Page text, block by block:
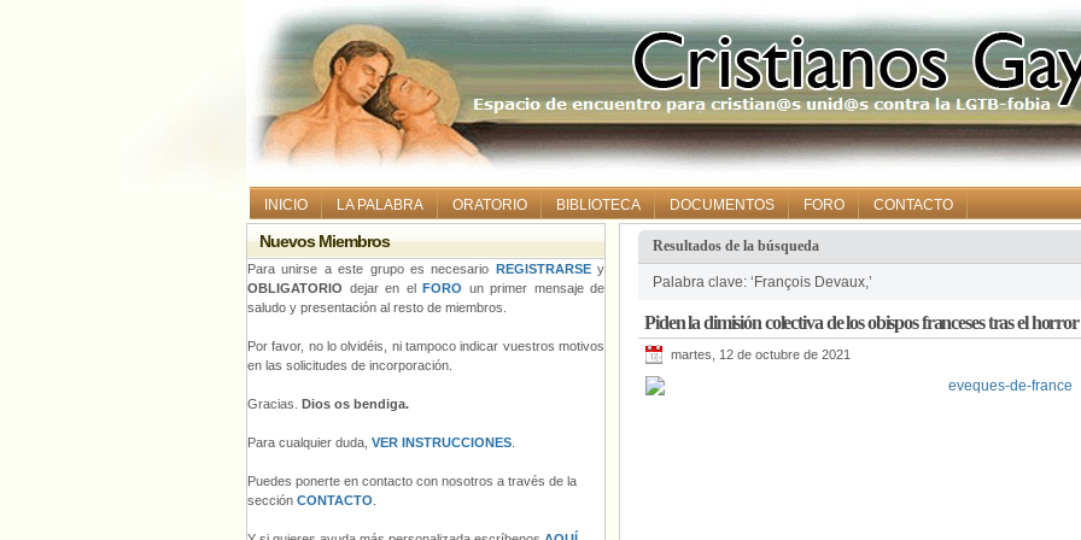
INICIO LA PALABRA ORATORIO BIBLIOTECA DOCUMENTOS FORO CONTACTO
Resultados de la búsqueda
Palabra clave: ‘François Devaux,’
Piden la dimisión colectiva de los obispos franceses tras el horror
martes, 12 de octubre de 2021
Nuevos Miembros
Para unirse a este grupo es necesario REGISTRARSEy
OBLIGATORIO dejar en el FORO un primer mensaje de
saludo y presentación al resto de miembros.
Por favor, no lo olvidéis, ni tampoco indicar vuestros motivos
en las solicitudes de incorporación.
Gracias. Dios os bendiga.
Para cualquier duda, VER INSTRUCCIONES
Puedes ponerte en contacto con nosotros a través de la
sección CONTACTO